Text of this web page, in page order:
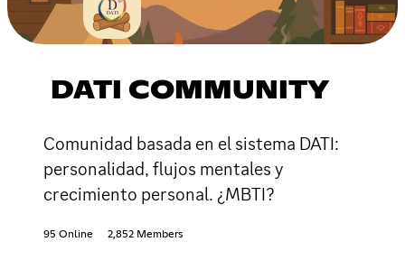
DATI COMMUNITY
Comunidad basada en el sistema DATI:
personalidad, flujos mentales y
crecimiento personal. ¿MBTI?
95 Online 2,852 Members